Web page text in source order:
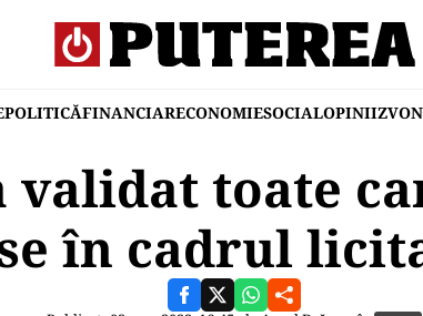
POLITICĂFINANCIARECONOMIESOCIALOPINII
validat toate
în cadrul